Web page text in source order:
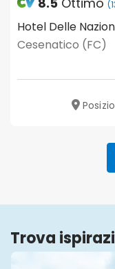
Hotel Delle
Cesenatico (FC)
Trova